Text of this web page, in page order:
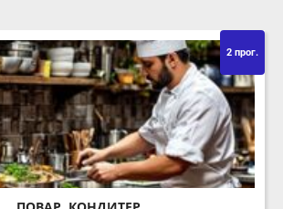
ПОВАР, КОНДИТЕР